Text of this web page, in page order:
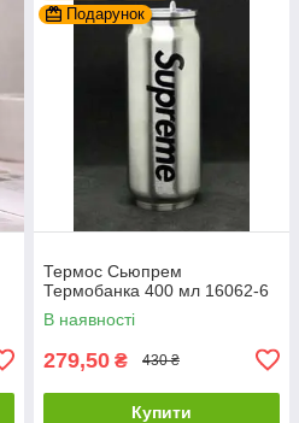
Подарунок
Термос Сьюпрем
Термобанка 400 мл 16062-6
В наявності
279,50 ₴ 430 ₴
Купити